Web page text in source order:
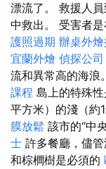
漂流了。 救援人
中救出。 受害者
護照過期 辦桌外
宜蘭外燴 偵探公司
流和異常高的海浪
課程 島上的特殊
平方米）的淺（約
膜放鬆 該市的“中
士 許多餐廳，儘
和棕櫚樹是必須的